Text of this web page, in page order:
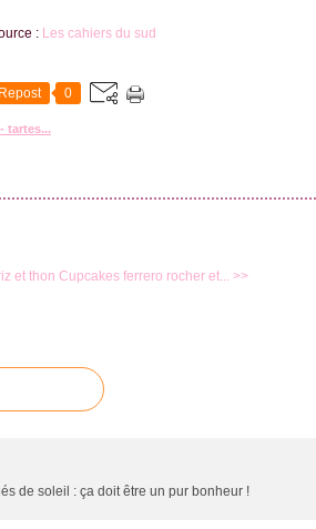
: Les cahiers du sud
Repost 0
tartes...
et thon Cupcakes ferrero rocher et... >>
de soleil : ça doit être un pur bonheur !